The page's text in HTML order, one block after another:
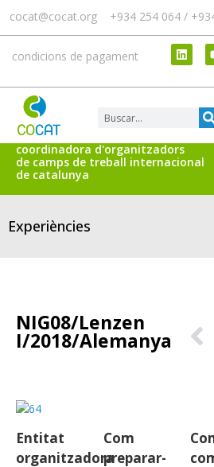
cocat@cocat.org +934 254 064 /
condicions de pagament
coordinadora d'organitzadors
de camps de treball internacional
de catalunya
Experiències
NIG08/Lenzen
I/2018/Alemanya
Entitat
organitzadora
Com
preparar-